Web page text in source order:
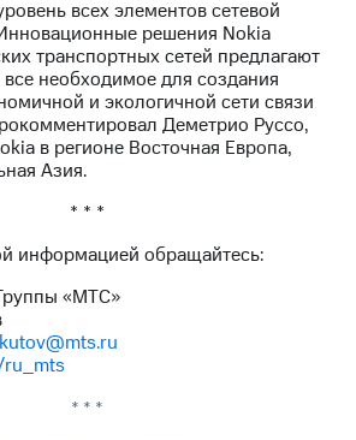
всех элементов сетевой
решения Nokia
транспортных сетей предлагают
необходимое для создания
и экологичной сети связи
Деметрио Руссо,
в регионе Восточная Европа,
Азия.
* * *
информацией обращайтесь:
«МТС»
* * *